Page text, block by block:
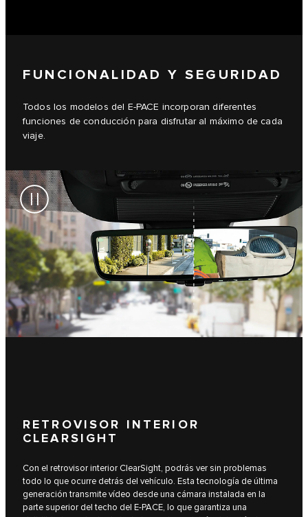
FUNCIONALIDAD Y SEGURIDAD
Todos los modelos del E-PACE incorporan diferentes
funciones de conducción para disfrutar al máximo de cada
viaje.
RETROVISOR INTERIOR
CLEARSIGHT
Con el retrovisor interior ClearSight, podrás ver sin problemas
todo lo que ocurre detrás del vehículo. Esta tecnología de última
generación transmite vídeo desde una cámara instalada en la
parte superior del techo del E‑PACE, lo que garantiza una